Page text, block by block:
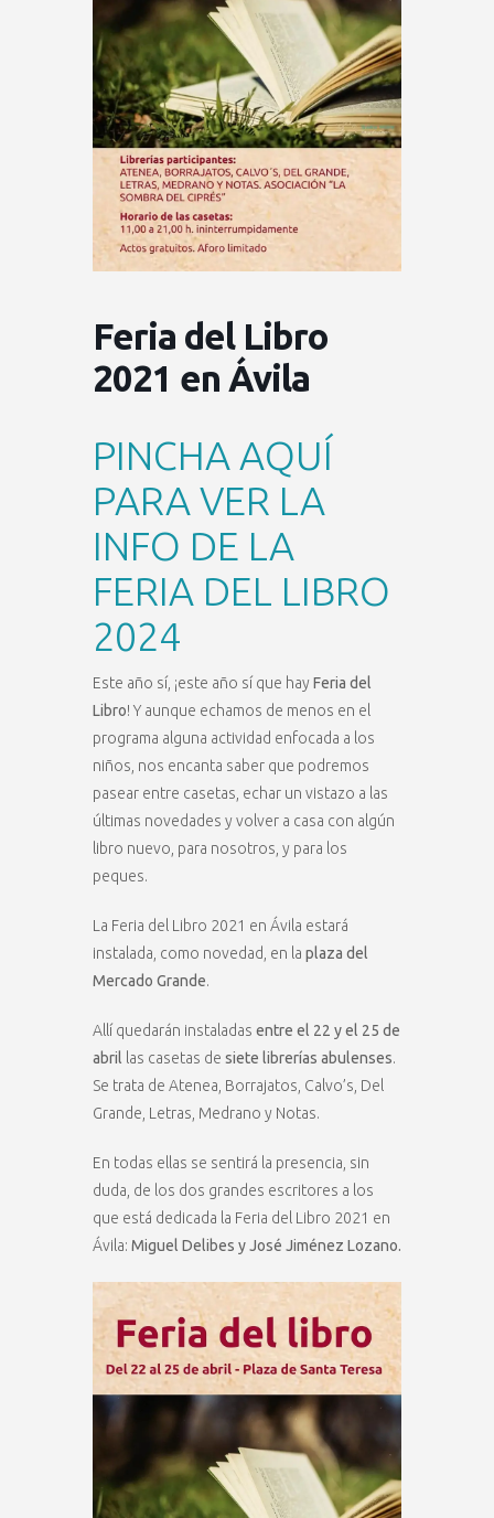
Feria del Libro
2021 en Ávila
PINCHA AQUÍ
PARA VER LA
INFO DE LA
FERIA DEL LIBRO
2024
Este año sí, ¡este año sí que hayFeria del
Libro! Y aunque echamos de menos en el
programa alguna actividad enfocada a los
niños, nos encanta saber que podremos
pasear entre casetas, echar un vistazo a las
últimas novedades y volver a casa con algún
libro nuevo, para nosotros, y para los
peques.
La Feria del Libro 2021 en Ávila estará
instalada, como novedad, en la plaza del
Mercado Grande.
Allí quedarán instaladas entre el 22 y el 25 de
abril las casetas de siete librerías abulenses.
Se trata de Atenea, Borrajatos, Calvo’s, Del
Grande, Letras, Medrano y Notas.
En todas ellas se sentirá la presencia, sin
duda, de los dos grandes escritores a los
que está dedicada la Feria del Libro 2021 en
Ávila: Miguel Delibes y José Jiménez Lozano.